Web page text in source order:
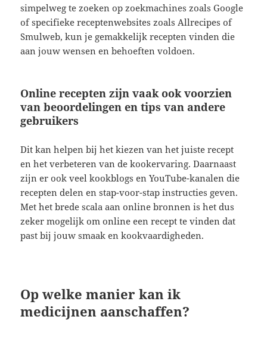
simpelweg te zoeken op zoekmachines zoals Google
of specifieke receptenwebsites zoals Allrecipes of
Smulweb, kun je gemakkelijk recepten vinden die
aan jouw wensen en behoeften voldoen.
Online recepten zijn vaak ook voorzien
van beoordelingen en tips van andere
gebruikers
Dit kan helpen bij het kiezen van het juiste recept
en het verbeteren van de kookervaring. Daarnaast
zijn er ook veel kookblogs en YouTube-kanalen die
recepten delen en stap-voor-stap instructies geven.
Met het brede scala aan online bronnen is het dus
zeker mogelijk om online een recept te vinden dat
past bij jouw smaak en kookvaardigheden.
Op welke manier kan ik
medicijnen aanschaffen?